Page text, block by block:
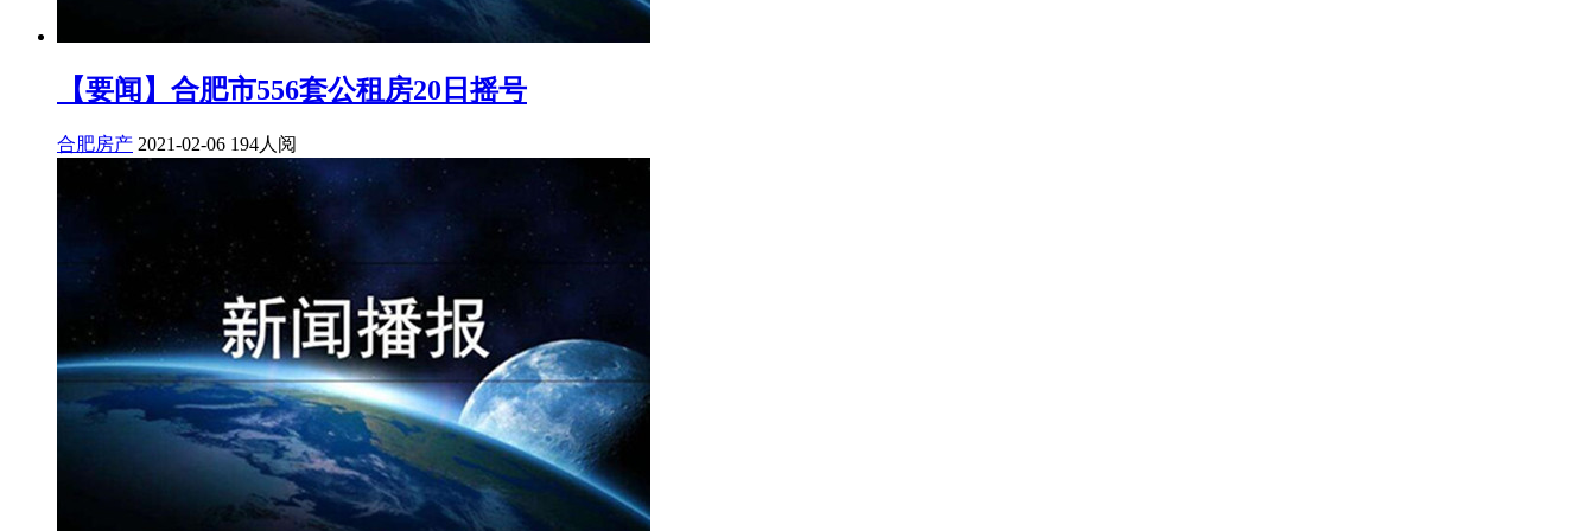
【要闻】合肥市556套公租房20日摇号
合肥房产 2021-02-06 194人阅